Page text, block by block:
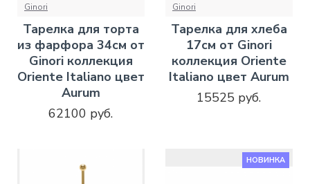
Ginori
Тарелка для торта
из фарфора 34см от
Ginori коллекция
Oriente Italiano цвет
Aurum
62100 руб.
Ginori
Тарелка для хлеба
17см от Ginori
коллекция Oriente
Italiano цвет Aurum
15525 руб.
НОВИНКА